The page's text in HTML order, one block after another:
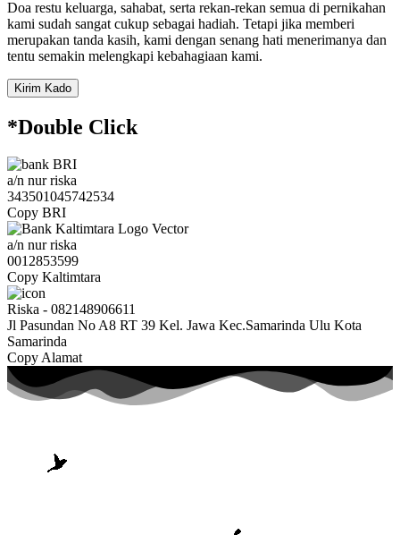
Doa restu keluarga, sahabat, serta rekan-rekan semua di pernikahan
kami sudah sangat cukup sebagai hadiah. Tetapi jika memberi
merupakan tanda kasih, kami dengan senang hati menerimanya dan
tentu semakin melengkapi kebahagiaan kami.
Kirim Kado
*Double Click
a/n nur riska
343501045742534
Copy BRI
a/n nur riska
0012853599
Copy Kaltimtara
Riska - 082148906611
Jl Pasundan No A8 RT 39 Kel. Jawa Kec.Samarinda Ulu Kota
Samarinda
Copy Alamat